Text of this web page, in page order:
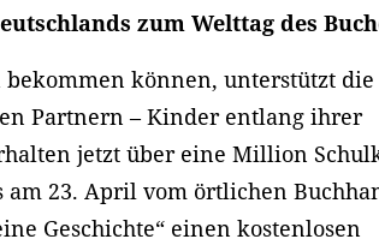
zum Welttag des
können, unterstützt die
Partnern – Kinder entlang ihrer
jetzt über eine Million
am 23. April vom örtlichen
Geschichte“ einen kostenlosen